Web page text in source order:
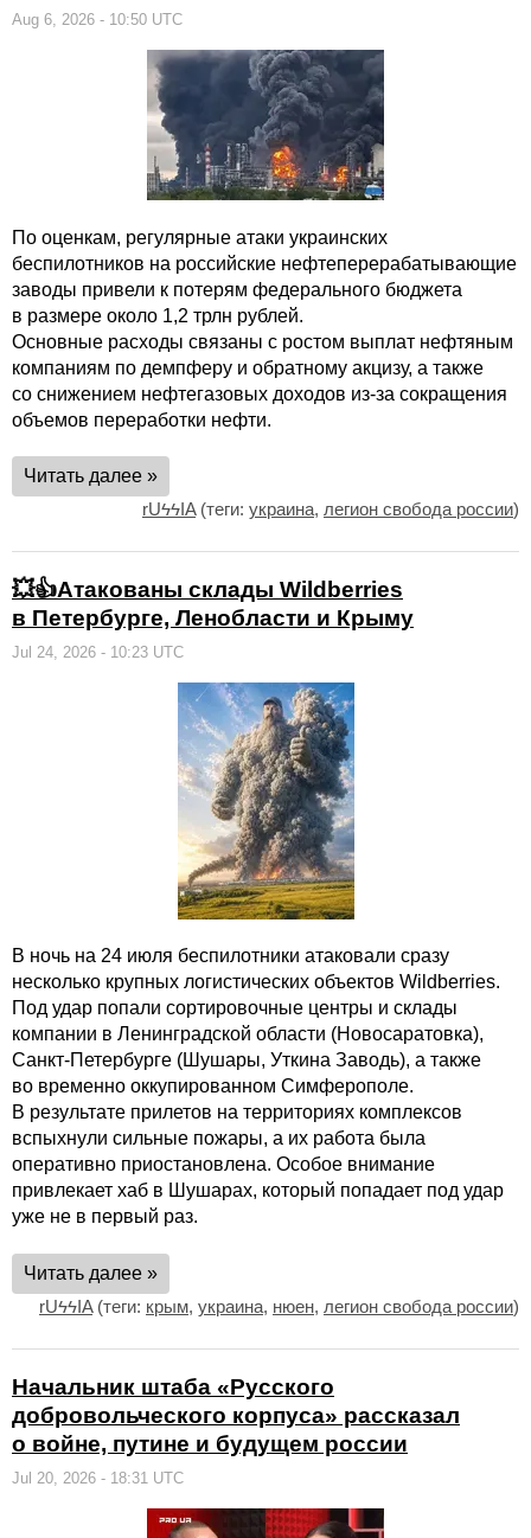
Aug 6, 2026 - 10:50 UTC
По оценкам, регулярные атаки украинских
беспилотников на российские нефтеперерабатывающие
заводы привели к потерям федерального бюджета
в размере около 1,2 трлн рублей.
Основные расходы связаны с ростом выплат нефтяным
компаниям по демпферу и обратному акцизу, а также
со снижением нефтегазовых доходов из-за сокращения
объемов переработки нефти.
Читать далее »
rUϟϟIA(теги: украина, легион свобода россии)
💥👍Атакованы склады Wildberries
в Петербурге, Ленобласти и Крыму
Jul 24, 2026 - 10:23 UTC
В ночь на 24 июля беспилотники атаковали сразу
несколько крупных логистических объектов Wildberries.
Под удар попали сортировочные центры и склады
компании в Ленинградской области (Новосаратовка),
Санкт-Петербурге (Шушары, Уткина Заводь), а также
во временно оккупированном Симферополе.
В результате прилетов на территориях комплексов
вспыхнули сильные пожары, а их работа была
оперативно приостановлена. Особое внимание
привлекает хаб в Шушарах, который попадает под удар
уже не в первый раз.
Читать далее »
rUϟϟIA(теги: крым, украина, нюен, легион свобода россии)
Начальник штаба «Русского
добровольческого корпуса» рассказал
о войне, путине и будущем россии
Jul 20, 2026 - 18:31 UTC